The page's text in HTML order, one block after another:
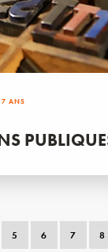
7 ANS
5 6 7 8